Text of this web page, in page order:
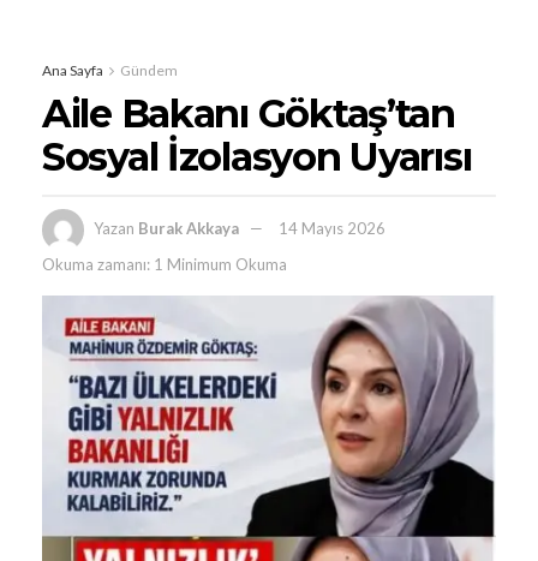
Ana Sayfa Gündem
Aile Bakanı Göktaş’tan
Sosyal İzolasyon Uyarısı
Yazan Burak Akkaya
14 Mayıs 2026
Okuma zamanı: 1 Minimum Okuma